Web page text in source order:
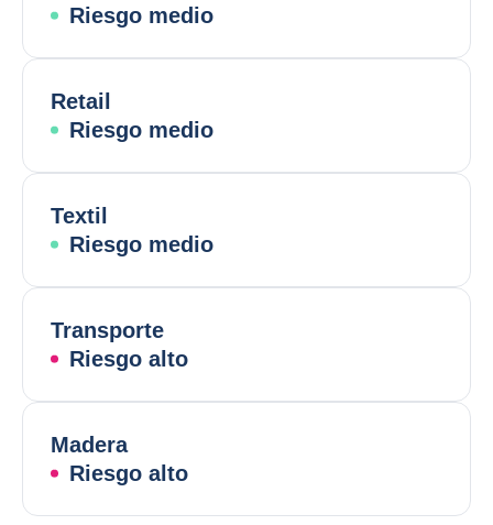
Riesgo medio
Retail
Riesgo medio
Textil
Riesgo medio
Transporte
Riesgo alto
Madera
Riesgo alto